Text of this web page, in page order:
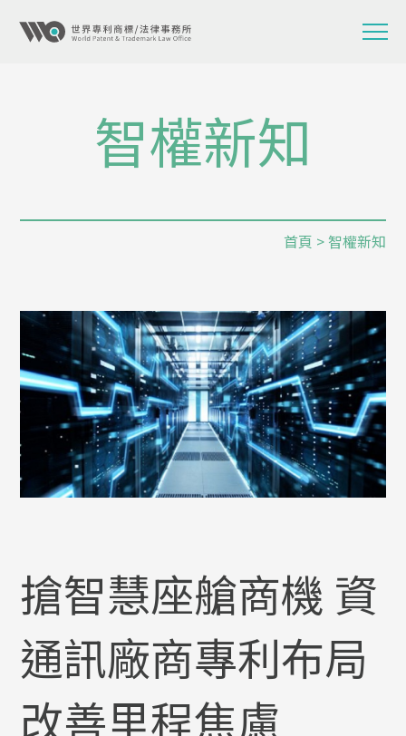
智權新知
首頁 > 智權新知
搶智慧座艙商機 資
通訊廠商專利布局
改善里程焦慮